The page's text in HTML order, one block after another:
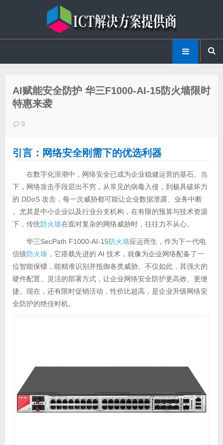
AI赋能安全防护 华三F1000-AI-15防火墙限时
特惠来袭
0
引言：网络安全刚需下的优选利器
在数字化浪潮中，网络安全已成为企业稳健运营的基石。当
下，网络攻击手段层出不穷，从常见的病毒入侵，到极具破坏力
的 DDoS 攻击，每一次威胁都可能让企业数据泄露、业务中断
。尤其是中小企业以及行业分支机构，在有限的预算与技术资源
下，传统防火墙在面对复杂的网络威胁时，往往力不从心。
华三SecPath F1000-AI-15防火墙应运而生，作为下一代电
信级防火墙，它搭载先进的 AI 技术，就像为企业网络配备了一
位智能保镖，能精准识别并抵御各类威胁。不仅如此，其强大的
硬件配置、灵活的部署方式，让企业网络安全防护更高效、更便
捷。现在，还有限时促销活动，性价比超高，是企业升级网络安
全防护的绝佳时机。